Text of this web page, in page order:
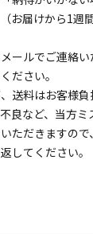
お届けから1週
ールでご連絡
ださい。
送料はお客様
良など、当方
ただきますので
してください。